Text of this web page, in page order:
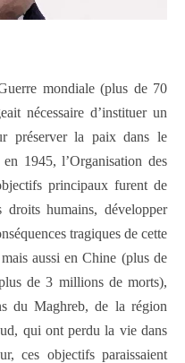
mondiale (plus de 70
nécessaire d’instituer un
préserver la paix dans le
1945, l’Organisation des
principaux furent de
humains, développer
tragiques de cette
aussi en Chine (plus de
de 3 millions de morts),
du Maghreb, de la région
qui ont perdu la vie dans
ces objectifs paraissaient